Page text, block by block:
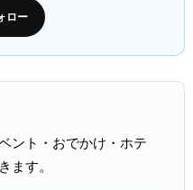
ロー
ント・おでかけ・ホテ
ます。